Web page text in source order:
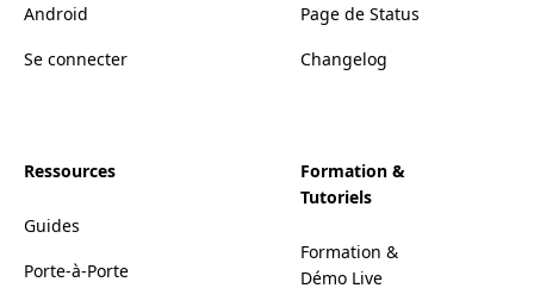
Android
Se connecter
Page de Status
Changelog
Ressources
Guides
Porte-à-Porte
Formation &
Tutoriels
Formation &
Démo Live